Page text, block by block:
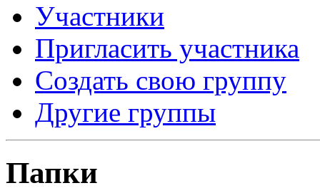
Участники
Пригласить участника
Создать свою группу
Другие группы
Папки